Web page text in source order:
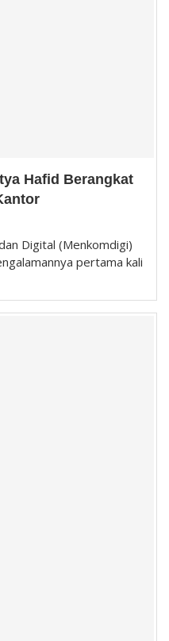
Hafid Berangkat
Digital (Menkomdigi)
pertama kali